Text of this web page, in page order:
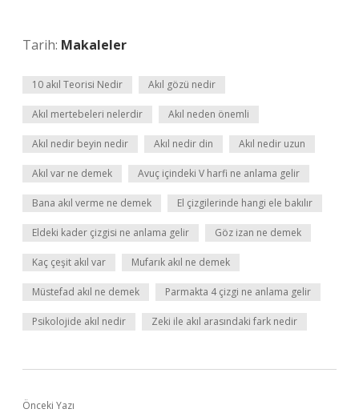
Tarih: Makaleler
10 akıl Teorisi Nedir Akıl gözü nedir
Akıl mertebeleri nelerdir Akıl neden önemli
Akıl nedir beyin nedir Akıl nedir din Akıl nedir uzun
Akıl var ne demek Avuç içindeki V harfi ne anlama gelir
Bana akıl verme ne demek El çizgilerinde hangi ele bakılır
Eldeki kader çizgisi ne anlama gelir Göz izan ne demek
Kaç çeşit akıl var Mufarık akıl ne demek
Müstefad akıl ne demek Parmakta 4 çizgi ne anlama gelir
Psikolojide akıl nedir Zeki ile akıl arasındaki fark nedir
Önceki Yazı